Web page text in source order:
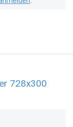
728x300